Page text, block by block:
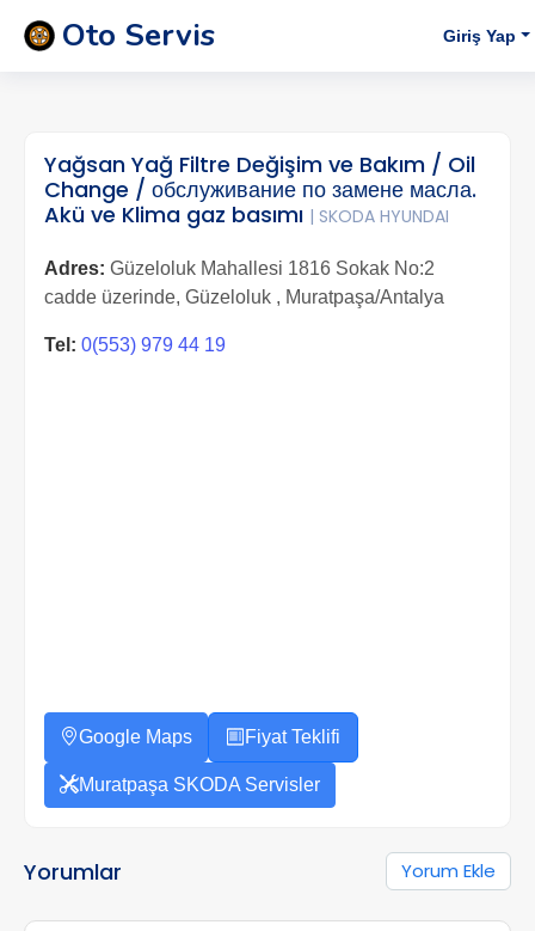
Oto Servis Giriş Yap
Yağsan Yağ Filtre Değişim ve Bakım / Oil
Change / обслуживание по замене масла.
Akü ve Klima gaz basımı | SKODA HYUNDAI
Adres: Güzeloluk Mahallesi 1816 Sokak No:2
cadde üzerinde, Güzeloluk , Muratpaşa/Antalya
Tel: 0(553) 979 44 19
Google Maps Fiyat Teklifi
Muratpaşa SKODA Servisler
Yorumlar Yorum Ekle